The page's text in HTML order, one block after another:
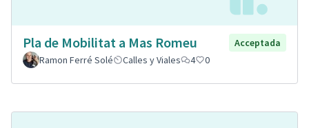
Pla de Mobilitat a Mas Romeu
Acceptada
Ramon Ferré Solé
Calles y Viales 4 0